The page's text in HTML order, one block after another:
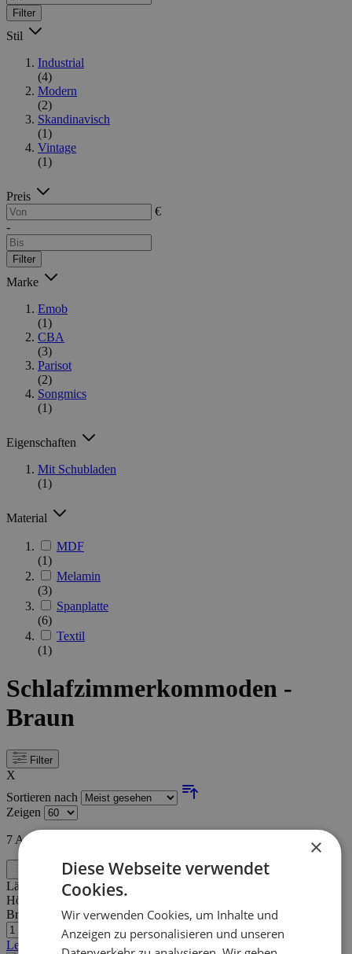
Filter
Stil
Industrial
(4)
Modern
(2)
Skandinavisch
(1)
Vintage
(1)
Preis
€
-
Filter
Marke
Emob
(1)
CBA
(3)
Parisot
(2)
Songmics
(1)
Eigenschaften
Mit Schubladen
(1)
Material
MDF
(1)
Melamin
(3)
Spanplatte
(6)
Textil
(1)
Schlafzimmerkommoden -
Braun
Filter
X
Sortieren nach
Zeigen
7 Artikel
Länge:
120 cm
Höhe:
81 cm
Breite/Tiefe:40 cm
Letzte Stücke
×
Diese Webseite verwendet
Cookies.
Wir verwenden Cookies, um Inhalte und
Anzeigen zu personalisieren und unseren